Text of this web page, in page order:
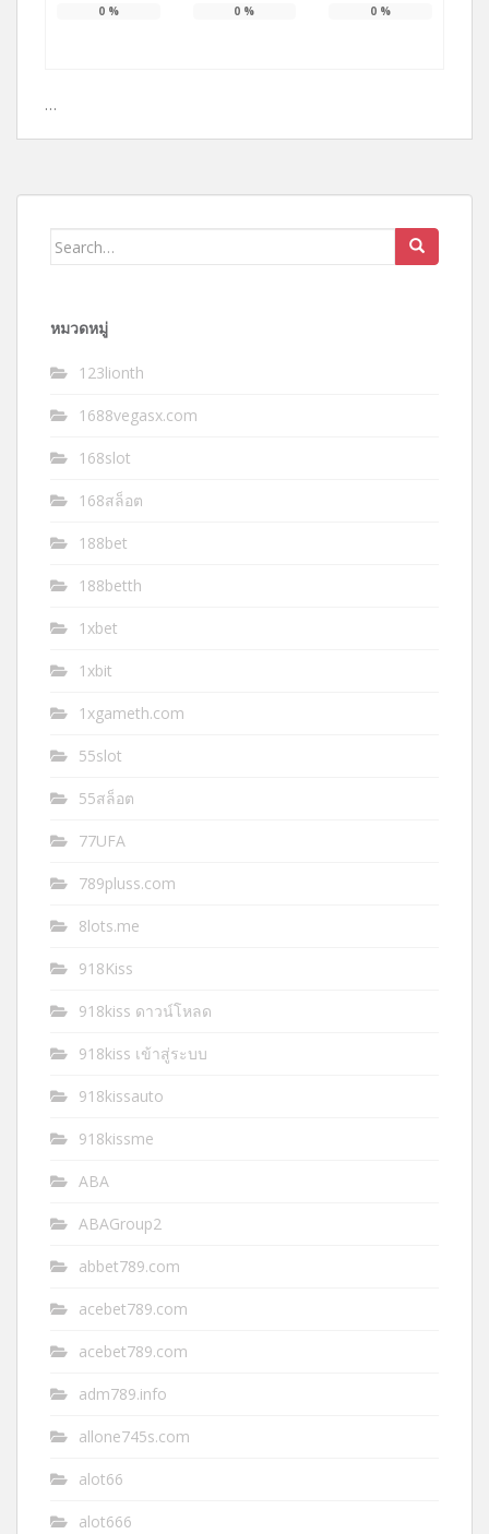
0% 0 % 0 %
…
Search
หมวดหมู่
123lionth
1688vegasx.com
168slot
168สล็อต
188bet
188betth
1xbet
1xbit
1xgameth.com
55slot
55สล็อต
77UFA
789pluss.com
8lots.me
918Kiss
918kiss ดาวน์โหลด
918kiss เข้าสู่ระบบ
918kissauto
918kissme
ABA
ABAGroup2
abbet789.com
acebet789.com
acebet789.com
adm789.info
allone745s.com
alot66
alot666